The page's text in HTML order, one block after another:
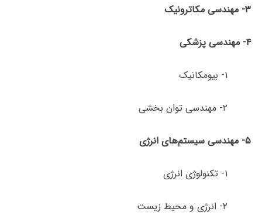
۳- مهندسی مکاترونیک
۴- مهندسی پزشکی
۱- بیومکانیک
۲- مهندسی توان بخشی
۵- مهندسی سیستم‌های انرژی
۱- تکنولوژی انرژی
۲- انرژی و محیط زیست